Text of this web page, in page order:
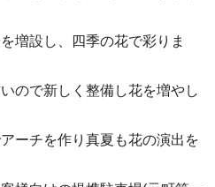
増設し、四季の花で彩りま
ので新しく整備し花を増やし
ーチを作り真夏も花の演出を